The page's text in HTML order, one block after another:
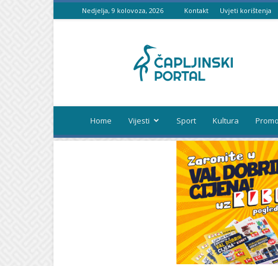
Nedjelja, 9 kolovoza, 2026 Kontakt Uvjeti korištenja
portal
Home Vijesti Sport Kultura Promo